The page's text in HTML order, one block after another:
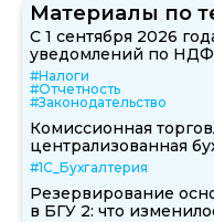
Материалы по
С 1 сентября 2026
уведомлений по
#Налоги
#Отчетность
#Законодательство
Комиссионная
централизованная
#1С_Бухгалтерия
Резервирование
в БГУ 2: что